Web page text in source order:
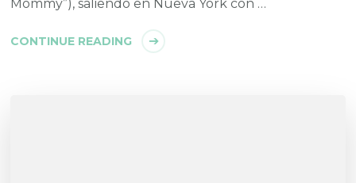
Mommy”), saliendo en Nueva York con …
CONTINUE READING